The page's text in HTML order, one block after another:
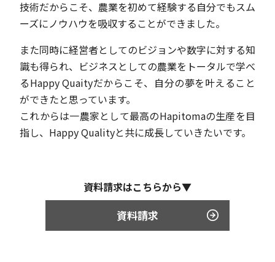
技術だからこそ、農業を初めて経験する自分でもスム
ーズにノウハウを吸収することができました。
また同時に経営者としてのビジョンや数字に対する知
識も得られ、ビジネスとしての農業をトータルで学べ
るHappy Quaityだからこそ、自分の夢を叶えること
ができたと思っています。
これからは一農家として最高のHapitomaの生産を目
指し、Happy Qualityと共に成長していきたいです。
資料請求はこちらから▼
資料請求